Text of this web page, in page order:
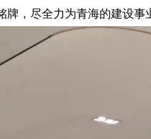
牌，尽全力为青海的建设事